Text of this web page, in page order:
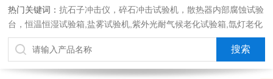
热门关键词：抗石子冲击仪，碎石冲击试验机，散热器内部腐蚀试验
台，恒温恒湿试验箱,盐雾试验机,紫外光耐气候老化试验箱,氙灯老化
试验箱，沙尘试验箱，淋雨试验箱，汽车内饰材料燃烧试验机